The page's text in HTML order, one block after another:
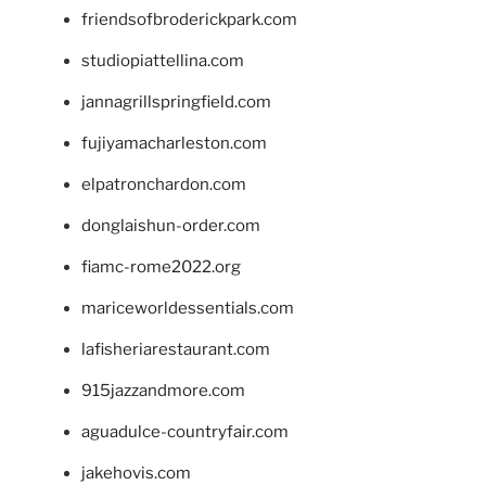
friendsofbroderickpark.com
studiopiattellina.com
jannagrillspringfield.com
fujiyamacharleston.com
elpatronchardon.com
donglaishun-order.com
fiamc-rome2022.org
mariceworldessentials.com
lafisheriarestaurant.com
915jazzandmore.com
aguadulce-countryfair.com
jakehovis.com